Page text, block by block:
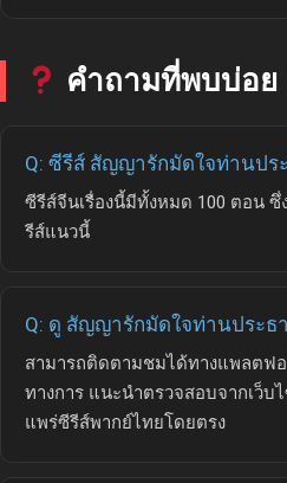
คำถามที่พบบ่อย
Q: ซีรีส์ สัญญารักมัดใจท่านปร
ซีรีส์จีนเรื่องนี้มีทั้งหมด 100 ตอน
รีส์แนวนี้
Q: ดู สัญญารักมัดใจท่านประธ
สามารถติดตามชมได้ทางแพลตฟ
ทางการ แนะนำตรวจสอบจากเว็บ
แพร่ซีรีส์พากย์ไทยโดยตรง